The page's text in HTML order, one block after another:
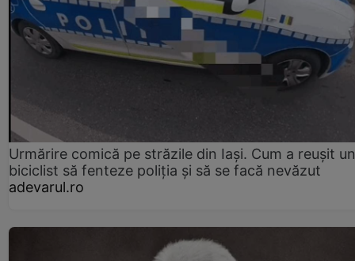
Urmărire comică pe străzile din Iași. Cum a reușit un
biciclist să fenteze poliția și să se facă nevăzut
adevarul.ro